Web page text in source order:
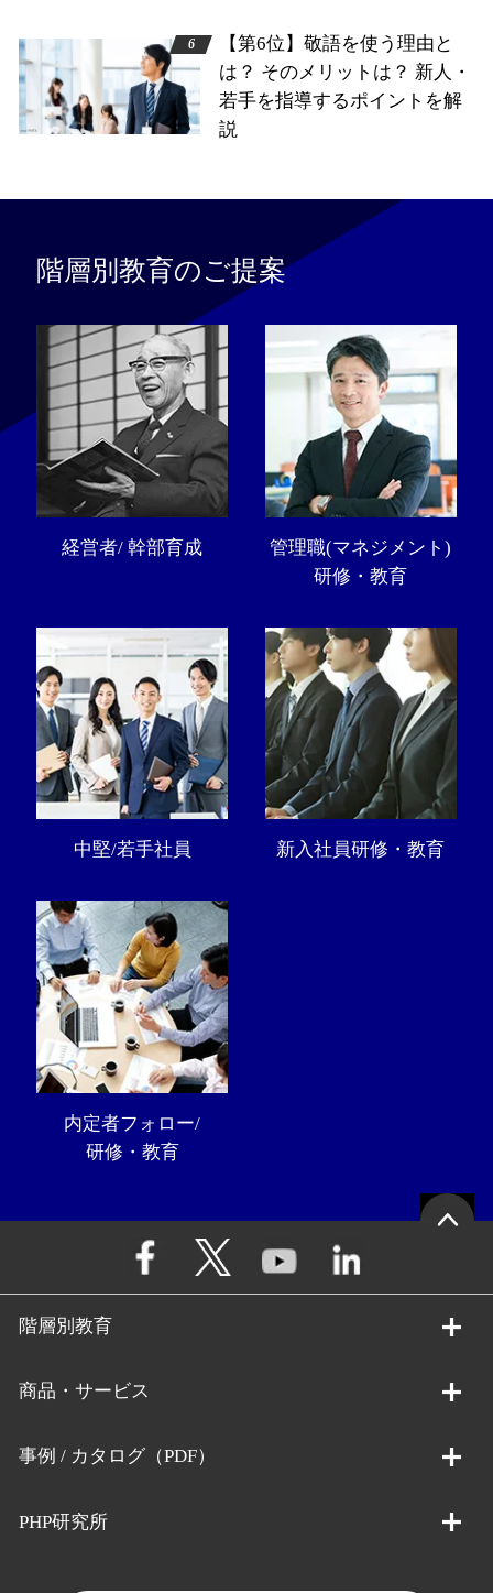
【第6位】敬語を使う理由と
は？ そのメリットは？ 新人・
若手を指導するポイントを解
説
階層別教育のご提案
経営者/ 幹部育成
管理職(マネジメント)
研修・教育
中堅/若手社員 新入社員研修・教育
内定者フォロー/
研修・教育
階層別教育
商品・サービス
事例 / カタログ（PDF）
PHP研究所